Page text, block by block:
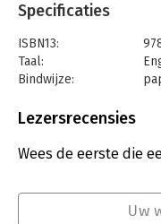
Specificaties
ISBN13:
Taal:
Bindwijze:
Uitgever:
Lezersrecensies
Wees de eerste die
Uw